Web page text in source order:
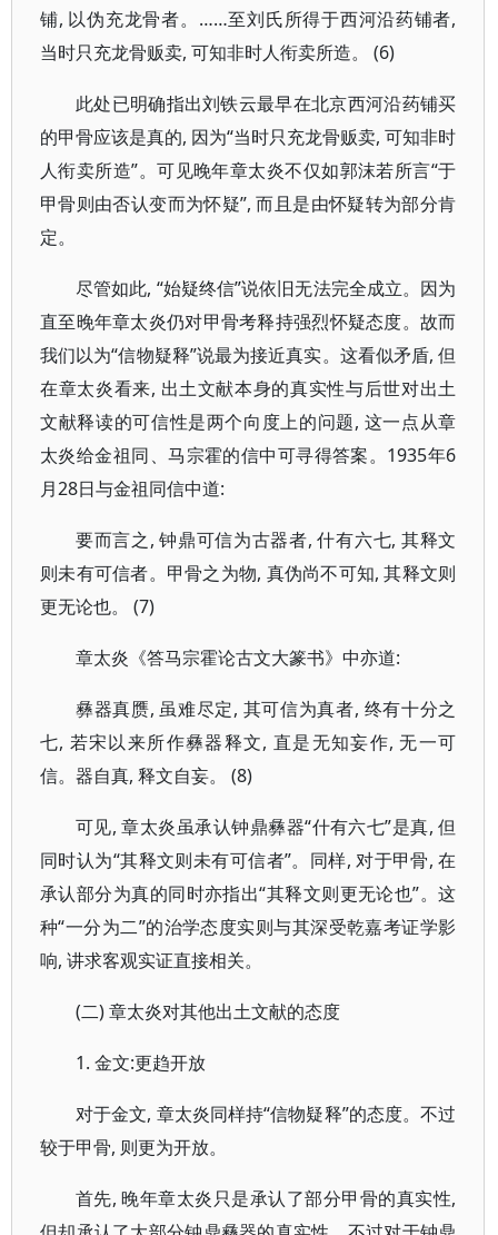
铺, 以伪充龙骨者。……至刘氏所得于西河沿药铺者,
当时只充龙骨贩卖, 可知非时人衔卖所造。 (6)
此处已明确指出刘铁云最早在北京西河沿药铺买
的甲骨应该是真的, 因为“当时只充龙骨贩卖, 可知非时
人衔卖所造”。可见晚年章太炎不仅如郭沫若所言“于
甲骨则由否认变而为怀疑”, 而且是由怀疑转为部分肯
定。
尽管如此, “始疑终信”说依旧无法完全成立。因为
直至晚年章太炎仍对甲骨考释持强烈怀疑态度。故而
我们以为“信物疑释”说最为接近真实。这看似矛盾, 但
在章太炎看来, 出土文献本身的真实性与后世对出土
文献释读的可信性是两个向度上的问题, 这一点从章
太炎给金祖同、马宗霍的信中可寻得答案。1935年6
月28日与金祖同信中道:
要而言之, 钟鼎可信为古器者, 什有六七, 其释文
则未有可信者。甲骨之为物, 真伪尚不可知, 其释文则
更无论也。 (7)
章太炎《答马宗霍论古文大篆书》中亦道:
彝器真赝, 虽难尽定, 其可信为真者, 终有十分之
七, 若宋以来所作彝器释文, 直是无知妄作, 无一可
信。器自真, 释文自妄。 (8)
可见, 章太炎虽承认钟鼎彝器“什有六七”是真, 但
同时认为“其释文则未有可信者”。同样, 对于甲骨, 在
承认部分为真的同时亦指出“其释文则更无论也”。这
种“一分为二”的治学态度实则与其深受乾嘉考证学影
响, 讲求客观实证直接相关。
(二) 章太炎对其他出土文献的态度
1. 金文:更趋开放
对于金文, 章太炎同样持“信物疑释”的态度。不过
较于甲骨, 则更为开放。
首先, 晚年章太炎只是承认了部分甲骨的真实性,